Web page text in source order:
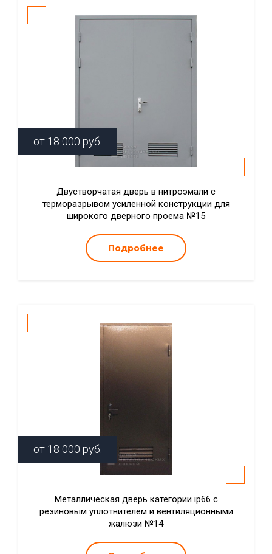
от 18 000 руб.
Двустворчатая дверь в нитроэмали с
терморазрывом усиленной конструкции для
широкого дверного проема №15
Подробнее
от 18 000 руб.
Металлическая дверь категории ip66 с
резиновым уплотнителем и вентиляционными
жалюзи №14